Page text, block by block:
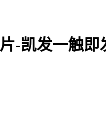
-凯发一触即